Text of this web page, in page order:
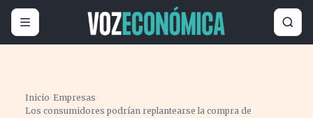
Inicio ›Empresas ›
Los consumidores podrían replantearse la compra de